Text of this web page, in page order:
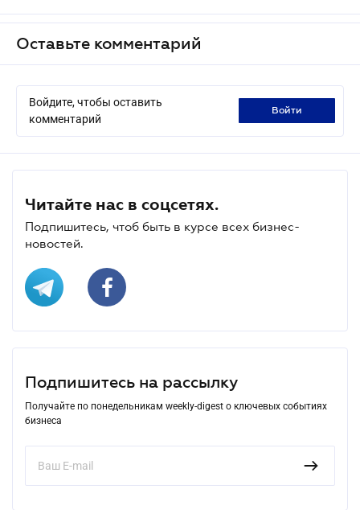
Оставьте комментарий
Войдите, чтобы оставить
комментарий
войти
Читайте нас в соцсетях.
Подпишитесь, чтоб быть в курсе всех бизнес-
новостей.
Подпишитесь на рассылку
Получайте по понедельникам weekly-digest о ключевых событиях
бизнеса